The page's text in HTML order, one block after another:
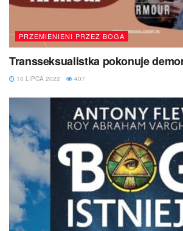
PRZEMIENIENI PRZEZ BOGA
Transseksualistka pokonuje
10 LIPCA 2022 407